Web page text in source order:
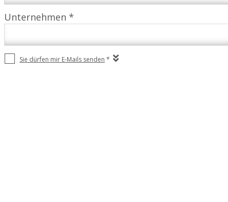
Unternehmen *
Sie dürfen mir E-Mails senden *